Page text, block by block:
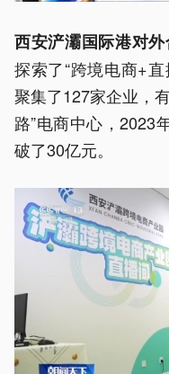
西安浐灞国际港对
探索了“跨境电商+
聚集了127家企业，
路”电商中心，2023
破了30亿元。